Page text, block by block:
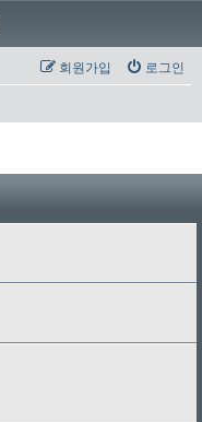
로그인
회원가입